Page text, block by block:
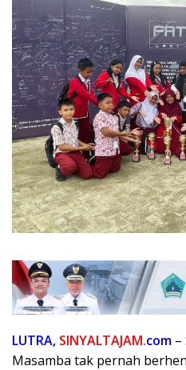
LUTRA, SINYALTAJAM.com –
Masamba tak pernah